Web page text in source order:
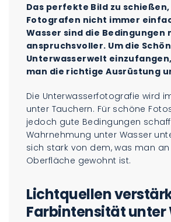
Das perfekte Bild zu
Fotografen nicht immer
Wasser sind die Bedingungen
anspruchsvoller. Um die
Unterwasserwelt
man die richtige Ausrüstung
Die Unterwasserfotografie wird
unter Tauchern. Für schöne
jedoch gute Bedingungen
Wahrnehmung unter Wasser
sich stark von dem, was man
Oberfläche gewohnt ist.
Lichtquellen
Farbintensität unter